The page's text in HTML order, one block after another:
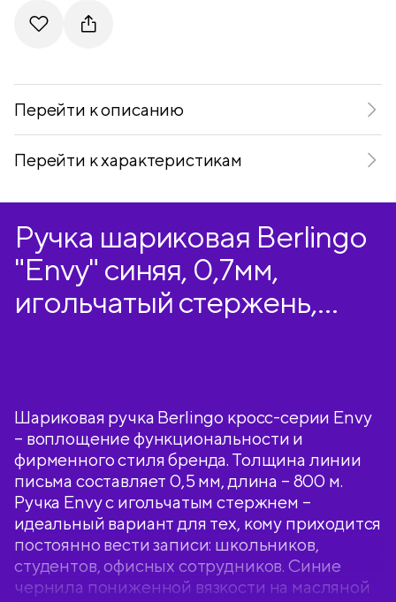
Перейти к описанию
Перейти к характеристикам
Ручка шариковая Berlingo
"Envy" синяя, 0,7мм,
игольчатый стержень,
Шариковая ручка Berlingo кросс-серии Envy
– воплощение функциональности и
фирменного стиля бренда. Толщина линии
письма составляет 0,5 мм, длина – 800 м.
Ручка Envy с игольчатым стержнем –
идеальный вариант для тех, кому приходится
постоянно вести записи: школьников,
студентов, офисных сотрудников. Синие
чернила пониженной вязкости на масляной